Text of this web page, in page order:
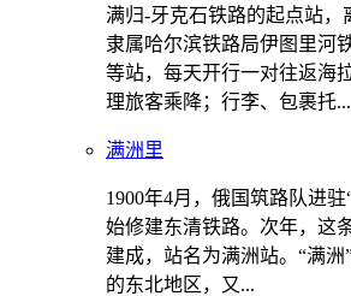
满归-牙克石铁路的起点站，
隶属哈尔滨铁路局伊图里河
等站，每天开行一对往返海
理旅客乘降；行李、包裹托...
满洲里
1900年4月，俄国筑路队进
始修建东清铁路。次年，这
建成，站名为满洲站。“满
的东北地区，又...